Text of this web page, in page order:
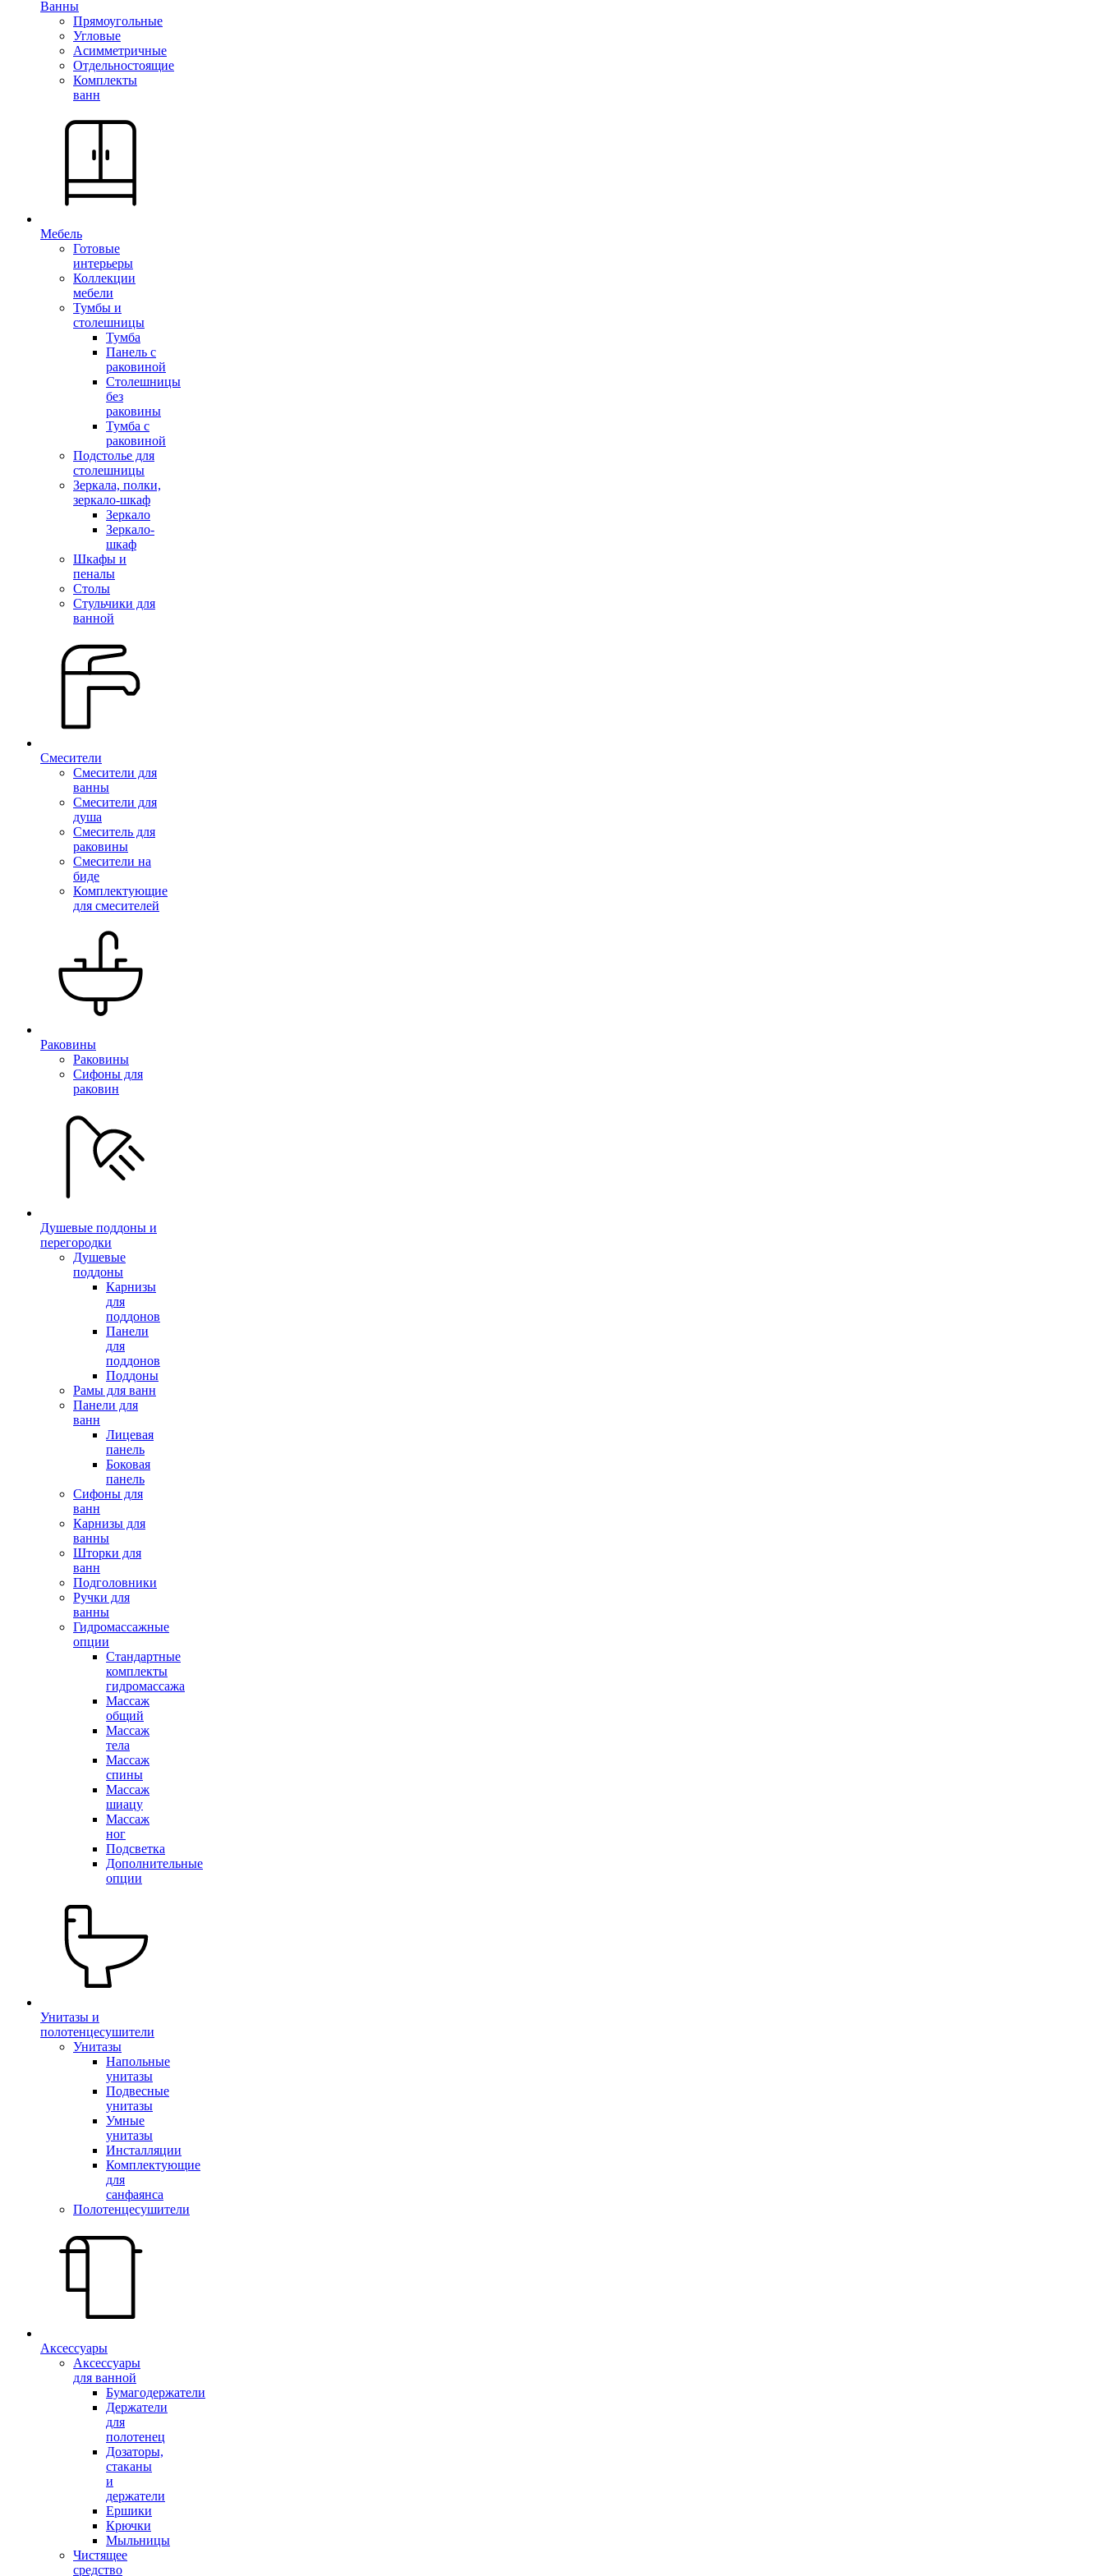
Ванны
Прямоугольные
Угловые
Асимметричные
Отдельностоящие
Комплекты
ванн
Мебель
Готовые
интерьеры
Коллекции
мебели
Тумбы и
столешницы
Тумба
Панель с
раковиной
Столешницы
без
раковины
Тумба с
раковиной
Подстолье для
столешницы
Зеркала, полки,
зеркало-шкаф
Зеркало
Зеркало-
шкаф
Шкафы и
пеналы
Столы
Стульчики для
ванной
Смесители
Смесители для
ванны
Смесители для
душа
Смеситель для
раковины
Смесители на
биде
Комплектующие
для смесителей
Раковины
Раковины
Сифоны для
раковин
Душевые поддоны и
перегородки
Душевые
поддоны
Карнизы
для
поддонов
Панели
для
поддонов
Поддоны
Рамы для ванн
Панели для
ванн
Лицевая
панель
Боковая
панель
Сифоны для
ванн
Карнизы для
ванны
Шторки для
ванн
Подголовники
Ручки для
ванны
Гидромассажные
опции
Стандартные
комплекты
гидромассажа
Массаж
общий
Массаж
тела
Массаж
спины
Массаж
шиацу
Массаж
ног
Подсветка
Дополнительные
опции
Унитазы и
полотенцесушители
Унитазы
Напольные
унитазы
Подвесные
унитазы
Умные
унитазы
Инсталляции
Комплектующие
для
санфаянса
Полотенцесушители
Аксессуары
Аксессуары
для ванной
Бумагодержатели
Держатели
для
полотенец
Дозаторы,
стаканы
и
держатели
Ершики
Крючки
Мыльницы
Чистящее
средство